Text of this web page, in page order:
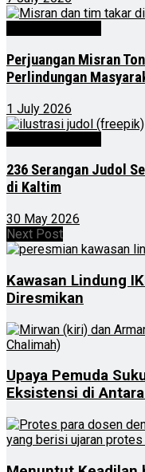
Perjuangan Misran
Perlindungan
1 July 2026
236 Serangan Judol
di Kaltim
30 May 2026
Next Post
Kawasan Lindung
Diresmikan
Upaya Pemuda
Eksistensi di